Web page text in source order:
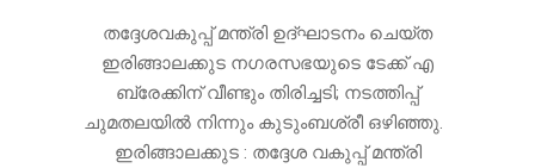
തദ്ദേശവകുപ്പ് മന്ത്രി ഉദ്ഘാടനം ചെയ്ത
ഇരിങ്ങാലക്കുട നഗരസഭയുടെ ടേക്ക് എ
ബ്രേക്കിന് വീണ്ടും തിരിച്ചടി; നടത്തിപ്പ്
ചുമതലയിൽ നിന്നും കുടുംബശ്രീ ഒഴിഞ്ഞു.
ഇരിങ്ങാലക്കുട : തദ്ദേശ വകുപ്പ് മന്ത്രി